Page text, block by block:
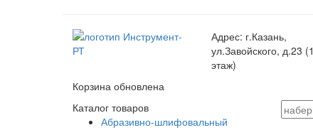
Адрес: г.Казань,
ул.Завойского, д.23 (1
этаж)
Корзина обновлена
Каталог товаров
Абразивно-шлифовальный